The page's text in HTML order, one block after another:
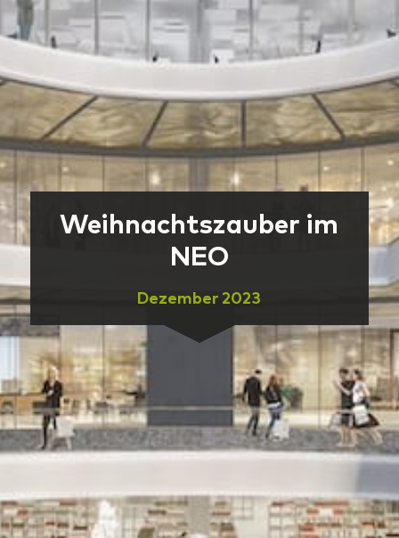
Weihnachtszauber im
NEO
Dezember 2023